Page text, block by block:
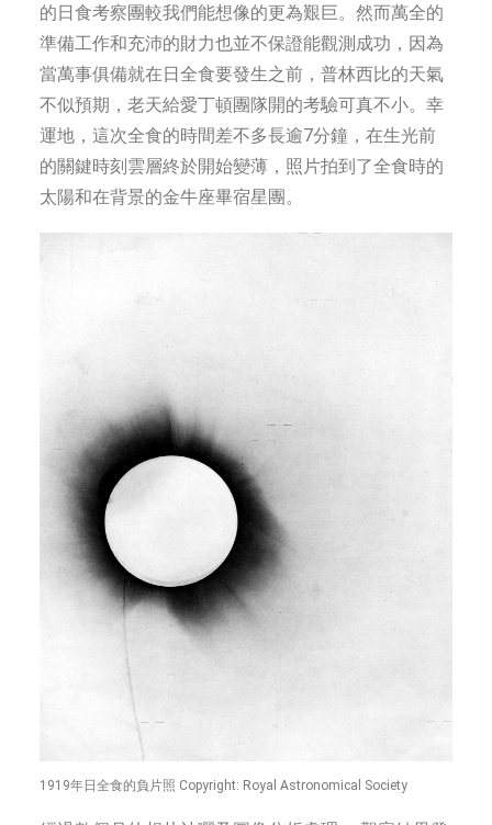
的日食考察團較我們能想像的更為艱巨。然而萬全的
準備工作和充沛的財力也並不保證能觀測成功，因為
當萬事俱備就在日全食要發生之前，普林西比的天氣
不似預期，老天給愛丁頓團隊開的考驗可真不小。幸
運地，這次全食的時間差不多長逾7分鐘，在生光前
的關鍵時刻雲層終於開始變薄，照片拍到了全食時的
太陽和在背景的金牛座畢宿星團。
1919年日全食的負片照 Copyright: Royal Astronomical Society